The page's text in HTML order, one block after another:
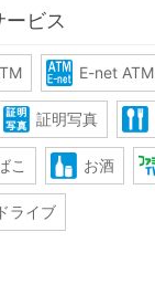
ビス
E-net ATM
証明写真
こ お酒
ライブ